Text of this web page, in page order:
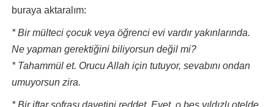
buraya aktaralım:
*Bir mülteci çocuk veya öğrenci evi vardır yakınlarında.
Ne yapman gerektiğini biliyorsun değil mi?
* Tahammül et. Orucu Allah için tutuyor, sevabını ondan
umuyorsun zira.